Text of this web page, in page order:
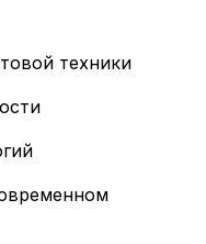
техники